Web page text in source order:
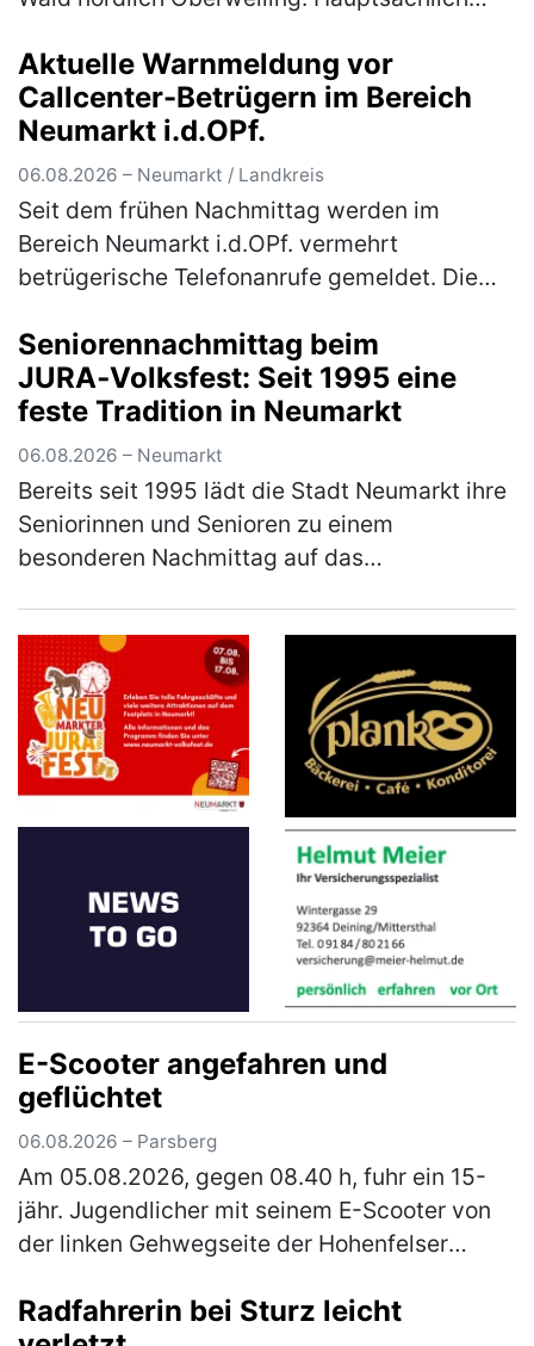
Kinderwägen und ausgeschlac…(mehr)
Aktuelle Warnmeldung vor
Callcenter-Betrügern im Bereich
Neumarkt i.d.OPf.
06.08.2026 – Neumarkt / Landkreis
Seit dem frühen Nachmittag werden im
Bereich Neumarkt i.d.OPf. vermehrt
betrügerische Telefonanrufe gemeldet. Die
verschiedenen Maschen der Betrüger! Im
Bereich Neum…(mehr)
Seniorennachmittag beim
JURA‑Volksfest: Seit 1995 eine
feste Tradition in Neumarkt
06.08.2026 – Neumarkt
Bereits seit 1995 lädt die Stadt Neumarkt ihre
Seniorinnen und Senioren zu einem
besonderen Nachmittag auf das
Er…(mehr)
E-Scooter angefahren und
geflüchtet
06.08.2026 – Parsberg
Am 05.08.2026, gegen 08.40 h, fuhr ein 15-
jähr. Jugendlicher mit seinem E-Scooter von
der linken Gehwegseite der Hohenfelser
Straße ein. Hier fuhr er auf …(mehr)
Radfahrerin bei Sturz leicht